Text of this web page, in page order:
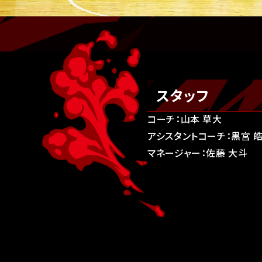
スタッフ
コーチ：山本 草大
アシスタントコーチ：黒宮
マネージャー：佐藤 大斗